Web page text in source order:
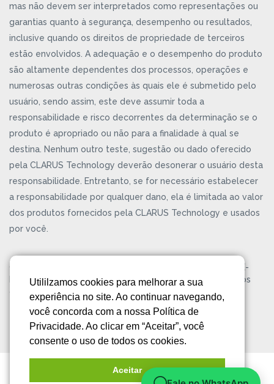
Utililzamos cookies para melhorar a sua
experiência no site. Ao continuar navegando,
você concorda com a nossa Política de
Privacidade. Ao clicar em “Aceitar”, você
consente o uso de todos os cookies.
Aceitar
mas não devem ser interpretados como representações ou
garantias quanto à segurança, desempenho ou resultados,
inclusive quando os direitos de propriedade de terceiros
estão envolvidos. A adequação e o desempenho do produto
são altamente dependentes dos processos, operações e
numerosas outras condições às quais ele é submetido pelo
usuário, sendo assim, este deve assumir toda a
responsabilidade e risco decorrentes da determinação se o
produto é apropriado ou não para a finalidade à qual se
destina. Nenhum outro teste, sugestão ou dado oferecido
pela CLARUS Technology deverão desonerar o usuário desta
responsabilidade. Entretanto, se for necessário estabelecer
a responsabilidade por qualquer dano, ela é limitada ao valor
dos produtos fornecidos pela CLARUS Technology e usados
por você.
CLARUS® Technology é uma marca registrada da KELPIE-
BR® Gestão Empresarial Ltda. Copyright ©2026. Todos os
direitos reservados.
Política de Privacidade